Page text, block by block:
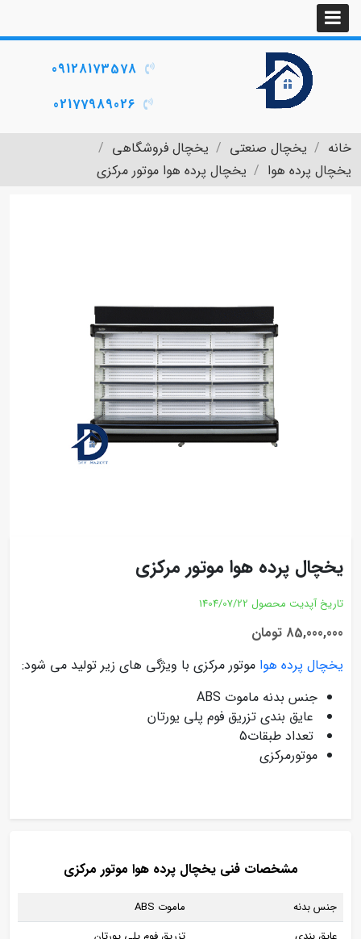
09128173578
02177989026
خانه یخچال صنعتی
یخچال فروشگاهی
یخچال پرده هوا
یخچال پرده هوا موتور مرکزی
یخچال پرده هوا موتور مرکزی
تاریخ آپدیت محصول 1404/07/22
85,000,000 تومان
یخچال پرده هوا موتور مرکزی با ویژگی های زیر تولید می شود:
جنس بدنه ماموت ABS
عایق بندی تزریق فوم پلی یورتان
تعداد طبقات5
موتورمرکزی
مشخصات فنی یخچال پرده هوا موتور مرکزی
جنس بدنه
ماموت ABS